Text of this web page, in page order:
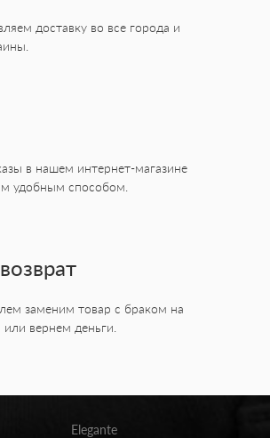
доставку во все города и
в нашем интернет-магазине
удобным способом.
заменим товар с браком на
или вернем деньги.
Elegante